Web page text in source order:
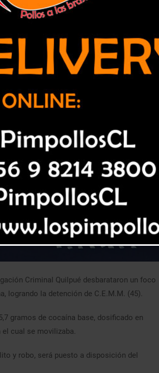
Criminal Quilpué desbarataron un foco
logrando la detención de C.E.M.M. (45).
gramos de cocaína base, dosificado en
cual se movilizaba.
y robo, será puesto a disposición del